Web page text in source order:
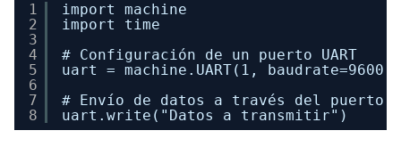
1
2
3
4
5
6
7
8
import machine
import time
# Configuración de un puerto UART
uart = machine.UART(1,
# Envío de datos a través del puerto
uart.write("Datos a transmitir")